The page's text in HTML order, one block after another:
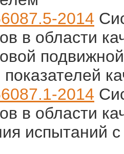
2014
в области
2014
в области
испытаний